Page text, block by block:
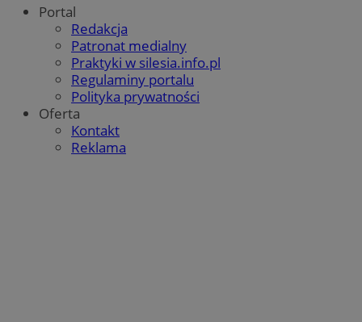
Portal
Redakcja
Patronat medialny
Praktyki w silesia.info.pl
Regulaminy portalu
Polityka prywatności
Oferta
Kontakt
Reklama